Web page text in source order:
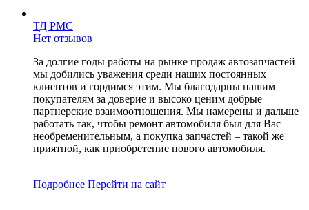
ТД РМС
Нет отзывов
За долгие годы работы на рынке продаж автозапчастей
мы добились уважения среди наших постоянных
клиентов и гордимся этим. Мы благодарны нашим
покупателям за доверие и высоко ценим добрые
партнерские взаимоотношения. Мы намерены и дальше
работать так, чтобы ремонт автомобиля был для Вас
необременительным, а покупка запчастей – такой же
приятной, как приобретение нового автомобиля.
Подробнее Перейти на сайт